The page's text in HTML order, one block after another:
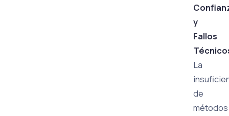
y
Fallos
La
de
métodos